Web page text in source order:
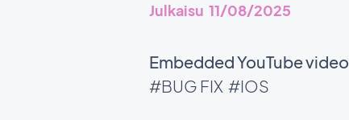
Julkaisu 11/08/2025
Embedded YouTube
#BUG FIX #IOS